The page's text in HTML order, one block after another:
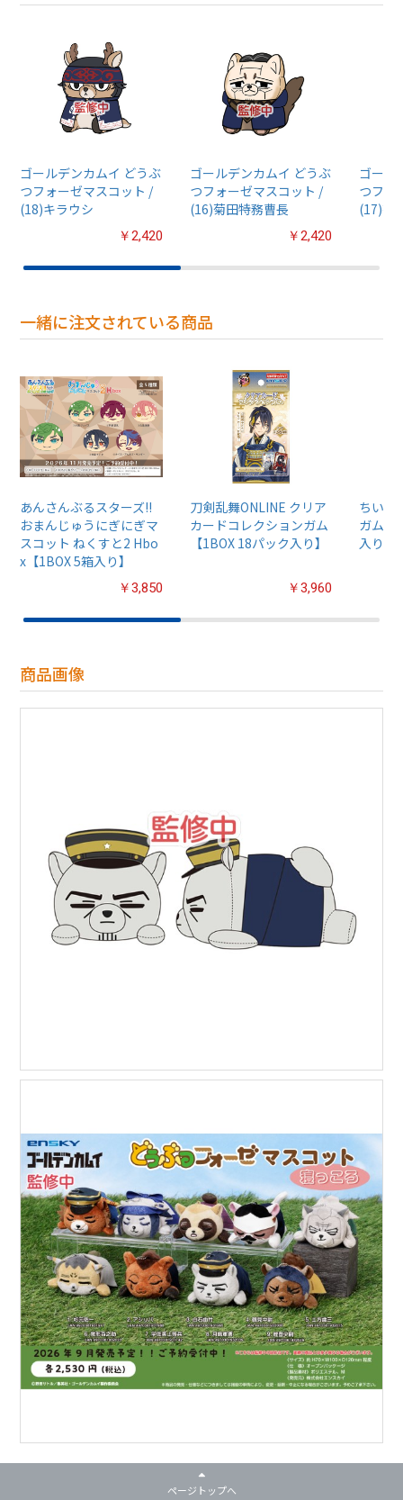
ゴールデンカムイ どうぶ
つフォーゼマスコット /
(18)キラウシ
￥2,420
ゴールデンカムイ どうぶ
つフォーゼマスコット /
(16)菊田特務曹長
￥2,420
ゴール
つフォ
(17)有
一緒に注文されている商品
あんさんぶるスターズ!!
おまんじゅうにぎにぎマ
スコット ねくすと2 Hbo
x【1BOX 5箱入り】
￥3,850
刀剣乱舞ONLINE クリア
カードコレクションガム
【1BOX 18パック入り】
￥3,960
ちいか
ガム4
入り】
商品画像
ページトップへ